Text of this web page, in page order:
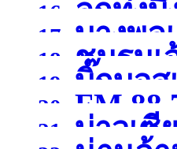
อุดรธานี(
16. ลูกทุ่ง
17. บางพูล
18.
ชมรม
กาญจนบุ
19. บิ๊กบอส
20. FM
21. บ่าวเซี